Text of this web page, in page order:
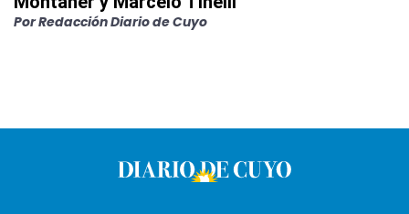
PorRedacción Diario de Cuyo